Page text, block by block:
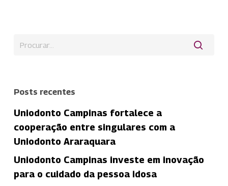
Posts recentes
Uniodonto Campinas fortalece a
cooperação entre singulares com a
Uniodonto Araraquara
Uniodonto Campinas investe em inovação
para o cuidado da pessoa idosa